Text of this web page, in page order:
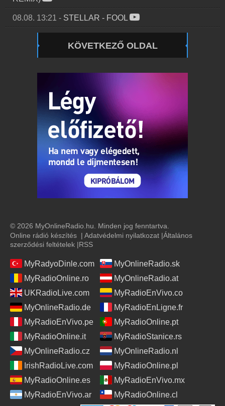
08.08. 13:21 - STELLAR - FOOL
KÖVETKEZŐ OLDAL
© 2026 MyOnlineRadio.hu. Minden jog fenntartva.
Online rádió készítés | Adatvédelmi nyilatkozat |Általános
szerződési feltételek |RSS
MyRadyoDinle.com
MyOnlineRadio.sk
MyRadioOnline.ro
MyOnlineRadio.at
UKRadioLive.com
MyRadioEnVivo.co
MyOnlineRadio.de
MyRadioEnLigne.fr
MyRadioEnVivo.pe
MyRadioOnline.pt
MyRadioOnline.it
MyRadioStanice.rs
MyOnlineRadio.cz
MyOnlineRadio.nl
IrishRadioLive.com
MyRadioOnline.pl
MyRadioOnline.es
MyRadioEnVivo.mx
MyRadioEnVivo.ar
MyRadioOnline.cl